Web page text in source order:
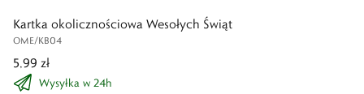
Kartka okolicznościowa Wesołych Świąt
OME/KB04
5,99 zł
Wysyłka w 24h